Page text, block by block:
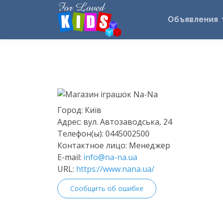
Объявления
Город: Київ
Адрес: вул. Автозаводська, 24
Телефон(ы): 0445002500
Контактное лицо: Менеджер
E-mail: info@na-na.ua
URL: https://www.nana.ua/
Сообщить об ошибке